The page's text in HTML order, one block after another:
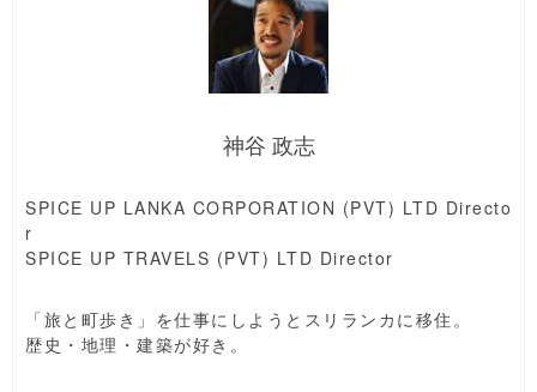
神谷 政志
SPICE UP LANKA CORPORATION (PVT) LTD Directo
r
SPICE UP TRAVELS (PVT) LTD Director
「旅と町歩き」を仕事にしようとスリランカに移住。
歴史・地理・建築が好き。